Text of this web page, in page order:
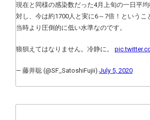
現在と同様の感染数だった4月上旬の一日平
対し、今は約1700人と実に6～7倍！というこ
当時より圧倒的に低い水準なのです。
狼狽えてはなりません。冷静に。
— 藤井聡 (@SF_SatoshiFujii) July 5, 2020